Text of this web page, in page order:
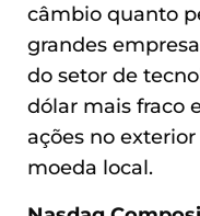
câmbio quanto
grandes
do setor de
dólar mais fraco
ações no
moeda local.